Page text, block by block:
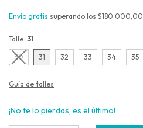
Envío gratis superando los $180.000,00
Talle: 31
30 31 32 33 34 35
Guía de talles
¡No te lo pierdas, es el último!